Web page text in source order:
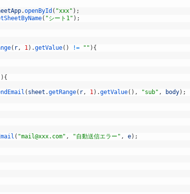
.openById ( "xxx" ) ;
( "シート1" ) ;
( r, 1) .getValue( ) != "" ) {
) {
( sheet .getRange( r, 1) .getValue( ) , "sub" , body) ;
( "mail@xxx.com" , "自動送信エラー" , e) ;